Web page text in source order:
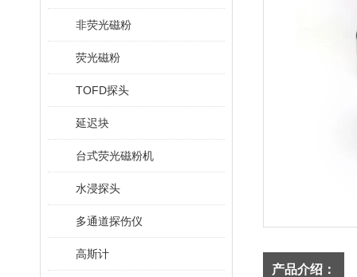
非荧光磁粉
荧光磁粉
TOFD探头
延迟块
台式荧光磁粉机
水浸探头
多通道探伤仪
高斯计
产品介绍：